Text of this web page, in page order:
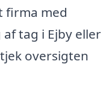
firma med
tag i Ejby eller
oversigten